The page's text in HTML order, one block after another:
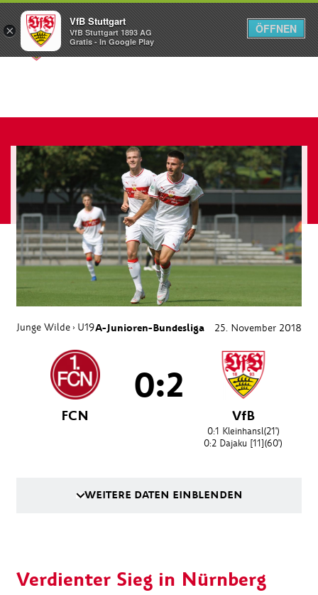
Menü
Junge Wilde › U19A-Junioren-Bundesliga 25. November 2018
FCN
0:2
VfB
0:1 Kleinhansl(21')
0:2 Dajaku [11](60')
WEITERE DATEN EINBLENDEN
Verdienter Sieg in Nürnberg
×
VfB Stuttgart
VfB Stuttgart 1893 AG
Gratis - In Google Play
ÖFFNEN